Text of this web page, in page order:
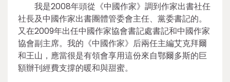
我是2008年頭從《中國作家》調到作家出書社任
社長及中國作家出書團體管委會主任、黨委書記的。
又在2009年出任中國作家協會書記處書記和中國作家
協會副主席。我的《中國作家》后兩任主編艾克拜爾
和王山，應當很是有領會享用這份來自鄂爾多斯的巨
額辦刊經費支撐的暖和與甜蜜。